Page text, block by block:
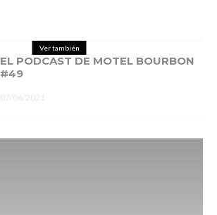
Ver también
EL PODCAST DE MOTEL BOURBON
#49
07/06/2021